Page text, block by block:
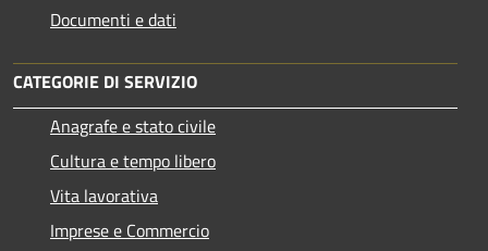
Documenti e dati
CATEGORIE DI SERVIZIO
Anagrafe e stato civile
Cultura e tempo libero
Vita lavorativa
Imprese e Commercio